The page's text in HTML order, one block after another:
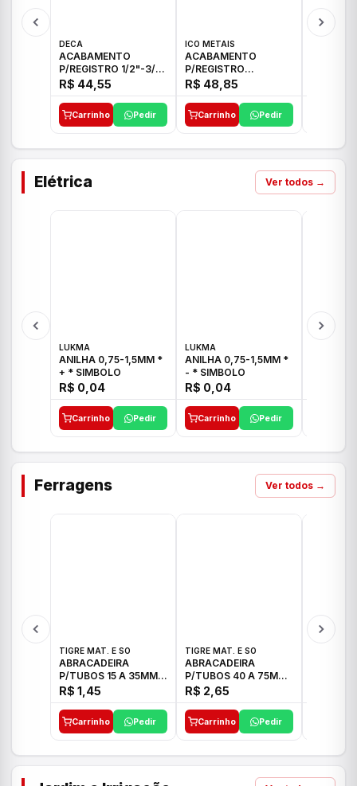
DECA
ACABAMENTO
P/REGISTRO 1/2"-3/4"
E 1"C21.PQ DECA
R$ 44,55
Carrinho Pedir
ICO METAIS
ACABAMENTO
P/REGISTRO
1/2"-3/4"-1" ACB M
CS 33 ICO
R$ 48,85
Carrinho Pedir
Elétrica Ver todos →
LUKMA
ANILHA 0,75-1,5MM *
+ * SIMBOLO
R$ 0,04
Carrinho Pedir
LUKMA
ANILHA 0,75-1,5MM *
- * SIMBOLO
R$ 0,04
Carrinho Pedir
Ferragens Ver todos →
TIGRE MAT. E SO
ABRACADEIRA
P/TUBOS 15 A 35MM
TIGRE
R$ 1,45
Carrinho Pedir
TIGRE MAT. E SO
ABRACADEIRA
P/TUBOS 40 A 75MM
TIGRE
R$ 2,65
Carrinho Pedir